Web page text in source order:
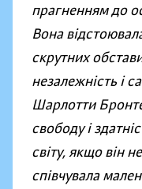
прагненням до
Вона
скрутних
незалежність і
Шарлотти
свободу і
світу, якщо він
співчувала